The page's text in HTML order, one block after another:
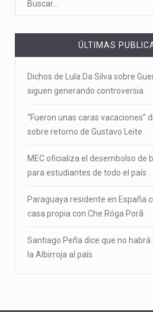
ÚLTIMAS
Dichos de Lula Da Silva sobre
siguen generando controversia
“Fueron unas caras vacaciones”
sobre retorno de Gustavo Leite
MEC oficializa el desembolso de
para estudiantes de todo el país
Paraguaya residente en España
casa propia con Che Róga Porã
Santiago Peña dice que no
la Albirroja al país